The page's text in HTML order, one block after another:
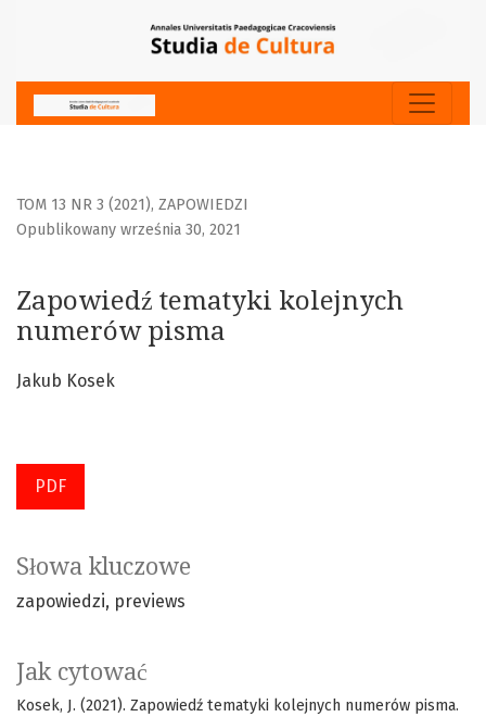
TOM 13 NR 3 (2021), ZAPOWIEDZI
Zapowiedź tematyki kolejnych
numerów pisma
Opublikowany września 30, 2021
Jakub Kosek
PDF
Słowa kluczowe
zapowiedzi previews
Jak cytować
Kosek, J. (2021). Zapowiedź tematyki kolejnych numerów pisma.